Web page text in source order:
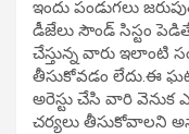
ఇందు పండుగలు
డీజేలు సౌండ్ సిస్టం పెడితే
చేస్తున్న వారు ఇలాంటి
తీసుకోవడం లేదు.ఈ
అరెస్టు చేసి వారి వెనుక
చర్యలు తీసుకోవాలని